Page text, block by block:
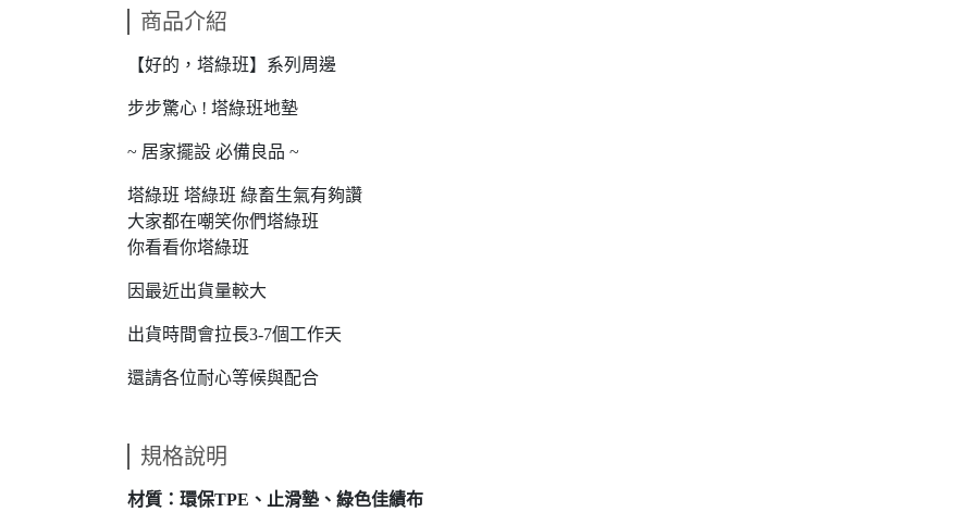
商品介紹
【好的，塔綠班】系列周邊
步步驚心 ! 塔綠班地墊
~ 居家擺設 必備良品 ~
塔綠班 塔綠班 綠畜生氣有夠讚
大家都在嘲笑你們塔綠班
你看看你塔綠班
因最近出貨量較大
出貨時間會拉長3-7個工作天
還請各位耐心等候與配合
規格說明
材質：環保TPE、止滑墊、綠色佳績布